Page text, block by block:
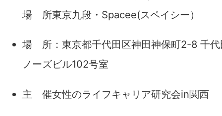
場 所東京九段・Spacee(スペイシー）
場 所：東京都千代田区神田神保町2-8 千代
ノーズビル102号室
主 催女性のライフキャリア研究会in関西